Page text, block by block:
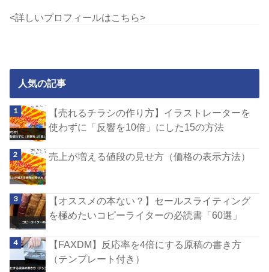
<詳しいプロフィールはこちら>
人気の記事
【売れるチラシの作り方】イラストレーターを
使わずに「反響を10倍」にした15の方法
売上が増える値段の見せ方（価格の表示方法）
【オススメの本ない？】セールスライティング
を極めたいコピーライターの必読書「60選」
【FAXDM】反応率を4倍にする原稿の書き方
（テンプレート付き）